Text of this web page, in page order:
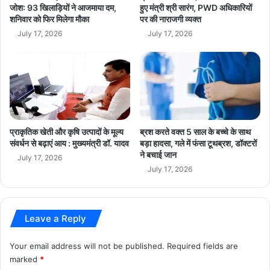
प्रस्तुतीकरण में जबलपुर की सैन्य वाहन निर्माण क्षमता, इटारसी के आयुध
उत्पादन, ग्वालियर के बायो-केमिकल अनुसंधान तथा कटनी की धातुकर्म
विशेषज्ञता को मध्यप्रदेश की प्रमुख औद्योगिक शक्ति के रूप में रेखांकित
कार्यशाला का सबसे महत्वपूर्ण चरण हितधारकों के साथ सातों रणनीतिक
विषयों पर विस्तृत चर्चा रहा। उद्योग, एमएसएमई, स्टार्टअप, रक्षा प्रतिष्ठानों,
शिक्षण एवं अनुसंधान संस्थानों ने अपने अनुभव और सुझाव साझा किए।
विशेष रूप से स्वदेशीकरण, एमएसएमई, स्टार्टअप और नवाचार आधारित
इकोसिस्टम को मजबूत बनाने पर उपयोगी सुझाव सामने आए।
एस्टैब्लिशमेंट इटारसी, एमपीएमएसएमई, ग्लोबल स्किल पार्क,
आईआईएसईआर भोपाल तथा एमपीएसईडीसी सहित अनेक संस्थानों के
धारवाड़, इंदौर, जम्मू, कानपुर, भिलाई, गांधीनगर एवं मद्रास, आईआईएससी
बेंगलुरु, नासकॉम, सोसाइटी ऑफ इंडियन डिफेंस मैन्युफैक्चरर्स (SIDM),
जोश: 93 खिलाड़ियों ने आजमाया दम,
शनिवार को फिर मिलेगा मौका
July 17, 2026
हुए मंत्री श्री सारंग, PWD अधिकारियों
पर की नाराजगी व्यक्त
July 17, 2026
प्राकृतिक खेती और कृषि उत्पादों के मूल्य
संवर्धन से बढ़ाएं आय : मुख्यमंत्री डॉ. यादव
July 17, 2026
ब्रश करते वक्त 5 साल के बच्चे के साथ
बड़ा हादसा, गले में फंसा टूथब्रश, डॉक्टरों
ने बचाई जान
July 17, 2026
Leave a Reply
Your email address will not be published. Required fields are
marked *